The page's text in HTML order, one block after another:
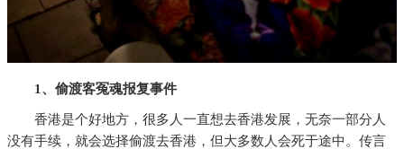
1、偷渡客冤魂报复事件
香港是个好地方，很多人一直想去香港发展，无奈一部分人
没有手续，就会选择偷渡去香港，但大多数人会死于途中。传言